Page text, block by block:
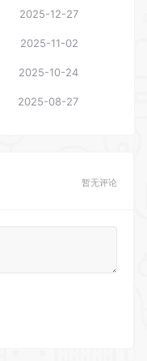
2025-12-27
2025-11-02
2025-10-24
2025-08-27
暂无评论